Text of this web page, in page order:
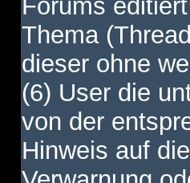
Forums
Thema
dieser ohne
(6) User die
von der
Hinweis auf